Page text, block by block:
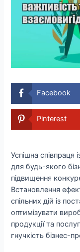
Facebook
Pinterest
Успішна
для будь-якого
підвищення
Встановлення
спільних дій із
оптимізувати
продукції та
гнучкість бізнес-